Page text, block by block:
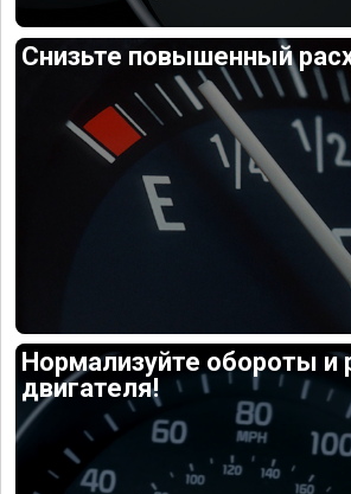
Снизьте повышенный
Нормализуйте обороты и
двигателя!